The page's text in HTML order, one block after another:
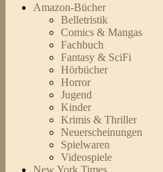
Amazon-Bücher
Belletristik
Comics & Mangas
Fachbuch
Fantasy & SciFi
Hörbücher
Horror
Jugend
Kinder
Krimis & Thriller
Neuerscheinungen
Spielwaren
Videospiele
New York Times